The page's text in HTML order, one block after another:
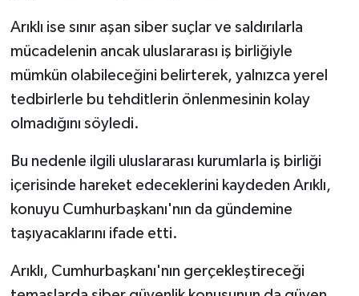
Arıklı ise sınır aşan siber suçlar ve saldırılarla
mücadelenin ancak uluslararası iş birliğiyle
mümkün olabileceğini belirterek, yalnızca yerel
tedbirlerle bu tehditlerin önlenmesinin kolay
olmadığını söyledi.
Bu nedenle ilgili uluslararası kurumlarla iş birliği
içerisinde hareket edeceklerini kaydeden Arıklı,
konuyu Cumhurbaşkanı'nın da gündemine
taşıyacaklarını ifade etti.
Arıklı, Cumhurbaşkanı'nın gerçekleştireceği